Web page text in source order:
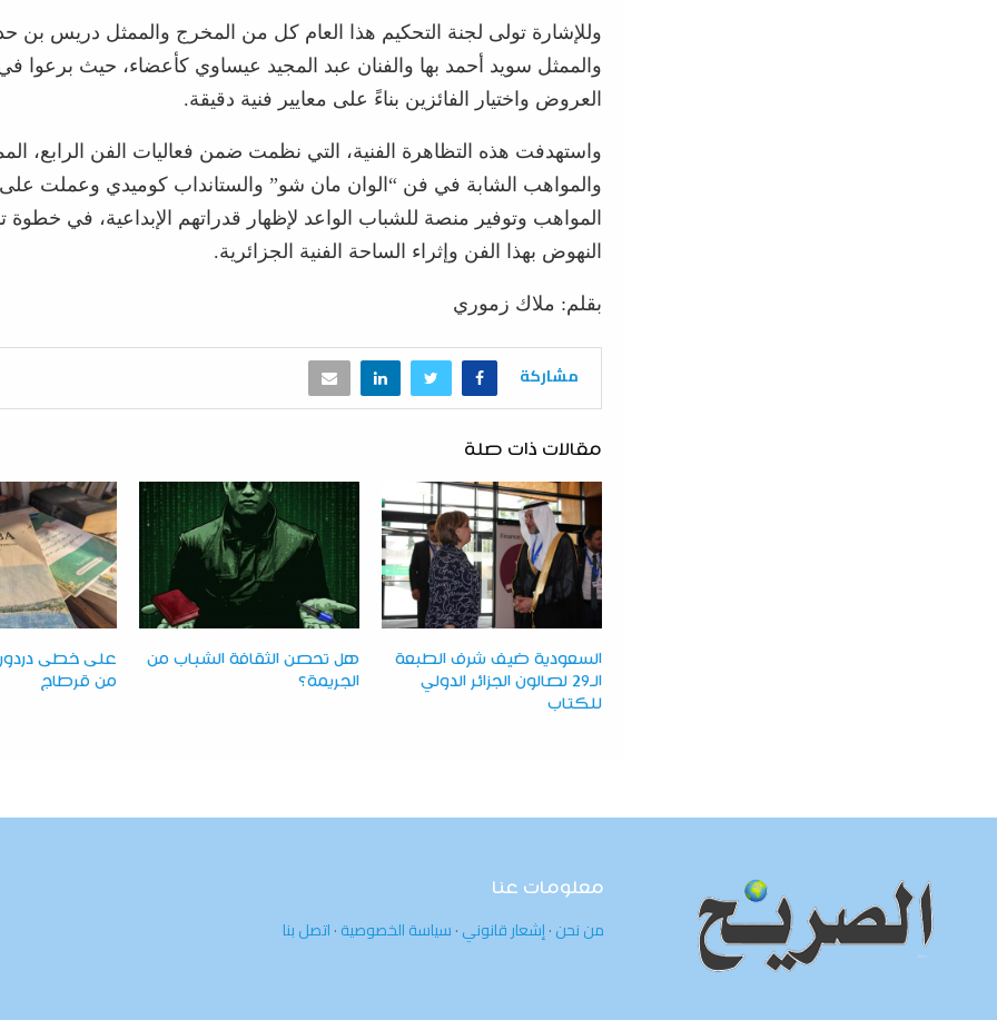
وللإشارة تولى لجنة التحكيم هذا العام كل من المخرج والممثل دريس بن
والممثل سويد أحمد بها والفنان عبد المجيد عيساوي كأعضاء، حيث برعوا في
العروض واختيار الفائزين بناءً على معايير فنية دقيقة.
واستهدفت هذه التظاهرة الفنية، التي نظمت ضمن فعاليات الفن الرابع،
والمواهب الشابة في فن “الوان مان شو” والستانداب كوميدي وعملت
المواهب وتوفير منصة للشباب الواعد لإظهار قدراتهم الإبداعية، في
النهوض بهذا الفن وإثراء الساحة الفنية الجزائرية.
بقلم: ملاك زموري
مشاركة
مقالات ذات صلة
السعودية ضيف شرف الطبعة
الـ29 لصالون الجزائر الدولي
للكتاب
هل تحصن الثقافة الشباب من
الجريمة؟
على خطى
من قرطاج
معلومات عنا
من نحن·إشعار قانوني·سياسة الخصوصية·اتصل بنا